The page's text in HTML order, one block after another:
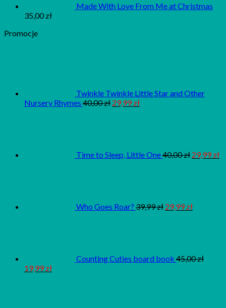
Made With Love From Me at Christmas
35,00 zł
Promocje
Twinkle Twinkle Little Star and Other
Nursery Rhymes 40,00zł 29,99zł
Time to Sleep, Little One40,00zł 29,99zł
Who Goes Roar? 39,99zł 29,99zł
Counting Cuties board book 45,00zł
19,99zł